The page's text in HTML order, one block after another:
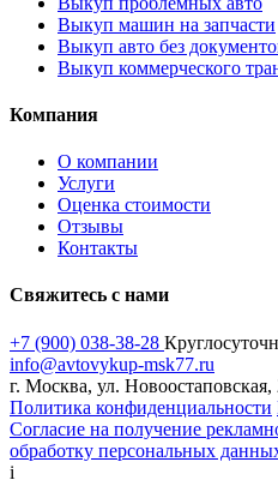
Выкуп машин на запчасти
Выкуп авто без
Выкуп коммерческого
Компания
О компании
Услуги
Оценка стоимости
Отзывы
Контакты
Свяжитесь с нами
+7 (900) 038-38-28
info@avtovykup-msk77.ru
г. Москва, ул. Новоостаповская,
Политика конфиденциальности
Согласие на получение
обработку персональных
i